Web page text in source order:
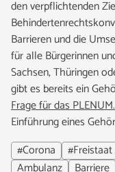
den verpflichtenden
Barrieren und die
für alle Bürgerinnen
Sachsen, Thüringen
gibt es bereits ein
Frage für das
Einführung eines
#Corona
#Freistaat
Ambulanz
Barriere